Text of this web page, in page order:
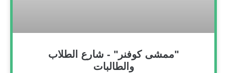
"ممشى كوفنر" - شارع الطلاب
والطالبات